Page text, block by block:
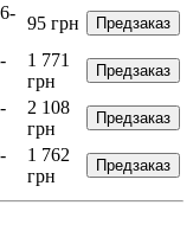
95 грн Предзаказ
1 771
грн
Предзаказ
2 108
грн
Предзаказ
1 762
грн
Предзаказ